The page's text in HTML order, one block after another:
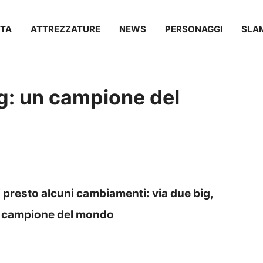
ATTREZZATURE NEWS PERSONAGGI
un campione del
alcuni cambiamenti: via due big,
del mondo